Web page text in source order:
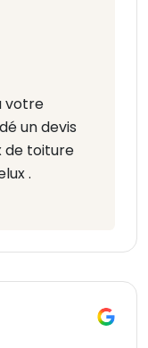
votre
un devis
de toiture
.